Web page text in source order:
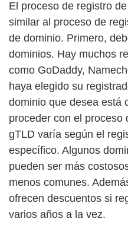
El proceso de registro
similar al proceso de
de dominio. Primero,
dominios. Hay muchos
como GoDaddy,
haya elegido su
dominio que desea está
proceder con el proceso
gTLD varía según el
específico. Algunos
pueden ser más
menos comunes.
ofrecen descuentos si
varios años a la vez.